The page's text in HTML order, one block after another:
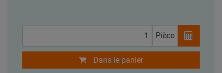
Pièce
Dans le panier